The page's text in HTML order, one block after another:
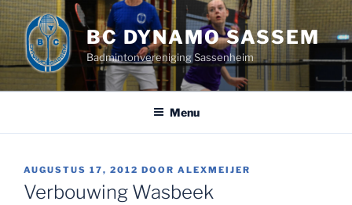
Ga
naar
de
inhoud
BC DYNAMO SASSEM
Badmintonvereniging Sassenheim
Menu
GEPLAATST
OP
AUGUSTUS 17, 2012 DOOR ALEXMEIJER
Verbouwing Wasbeek